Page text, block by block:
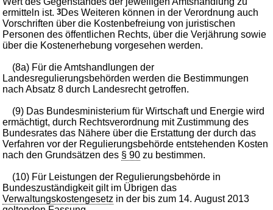
ermitteln ist.3Des Weiteren können in der Verordnung auch
Vorschriften über die Kostenbefreiung von juristischen
Personen des öffentlichen Rechts, über die Verjährung sowie
über die Kostenerhebung vorgesehen werden.
(8a) Für die Amtshandlungen der
Landesregulierungsbehörden werden die Bestimmungen
nach Absatz 8 durch Landesrecht getroffen.
(9) Das Bundesministerium für Wirtschaft und Energie wird
ermächtigt, durch Rechtsverordnung mit Zustimmung des
Bundesrates das Nähere über die Erstattung der durch das
Verfahren vor der Regulierungsbehörde entstehenden Kosten
nach den Grundsätzen des § 90 zu bestimmen.
(10) Für Leistungen der Regulierungsbehörde in
Bundeszuständigkeit gilt im Übrigen das
Verwaltungskostengesetz in der bis zum 14. August 2013